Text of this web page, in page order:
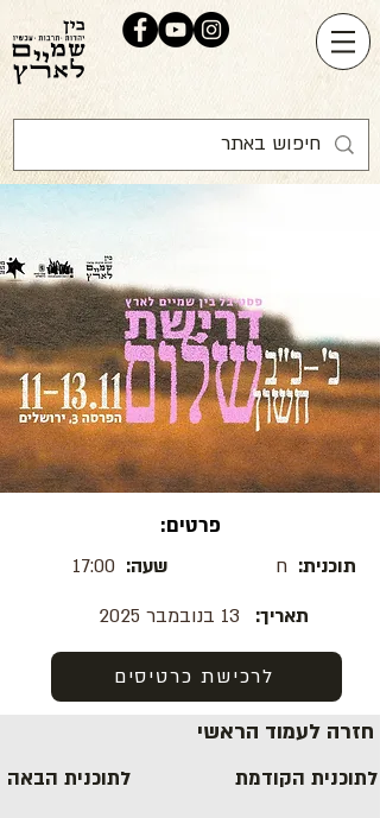
פרטים:
17:00 שעה: ח תוכנית:
13 בנובמבר 2025
תאריך:
לרכישת כרטיסים
חזרה לעמוד הראשי
לתוכנית הבאה לתוכנית הקודמת